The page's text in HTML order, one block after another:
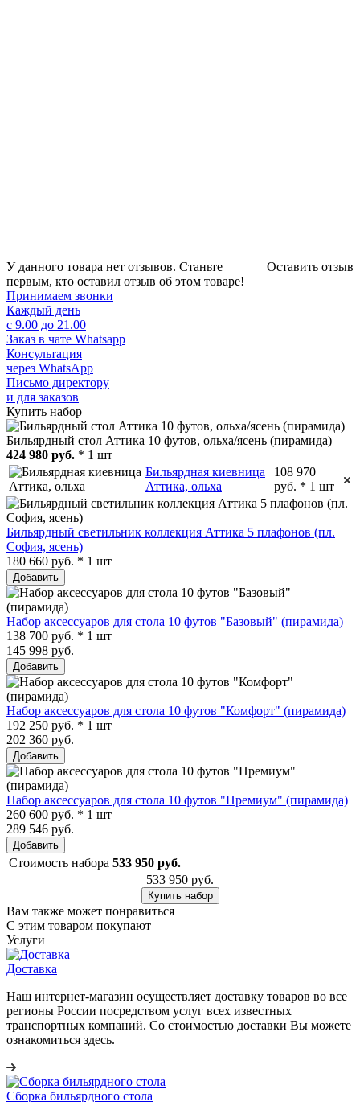
Оставить отзыв
У данного товара нет отзывов. Станьте
первым, кто оставил отзыв об этом товаре!
Принимаем звонки
Каждый день
с 9.00 до 21.00
Заказ в чате Whatsapp
Консультация
через WhatsApp
Письмо директору
и для заказов
Купить набор
Бильярдный стол Аттика 10 футов, ольха/ясень (пирамида)
424 980 руб. * 1 шт
Бильярдная киевница
Аттика, ольха
108 970
руб. * 1 шт
Бильярдный светильник коллекция Аттика 5 плафонов (пл.
София, ясень)
180 660 руб. * 1 шт
Добавить
Набор аксессуаров для стола 10 футов "Базовый" (пирамида)
138 700 руб. * 1 шт
145 998 руб.
Добавить
Набор аксессуаров для стола 10 футов "Комфорт" (пирамида)
192 250 руб. * 1 шт
202 360 руб.
Добавить
Набор аксессуаров для стола 10 футов "Премиум" (пирамида)
260 600 руб. * 1 шт
289 546 руб.
Добавить
Стоимость набора 533 950 руб.
533 950 руб.
Купить набор
Вам также может понравиться
С этим товаром покупают
Услуги
Доставка
Наш интернет-магазин осуществляет доставку товаров во все
регионы России посредством услуг всех известных
транспортных компаний. Со стоимостью доставки Вы можете
ознакомиться здесь.
Сборка бильярдного стола